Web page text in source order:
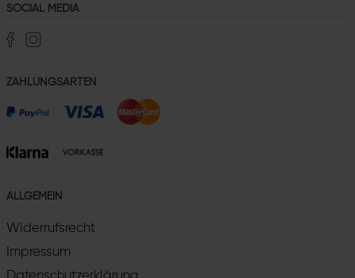
SOCIAL MEDIA
ZAHLUNGSARTEN
ALLGEMEIN
Widerrufsrecht
Impressum